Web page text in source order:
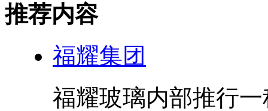
推荐内容
福耀集团
福耀玻璃内部推行